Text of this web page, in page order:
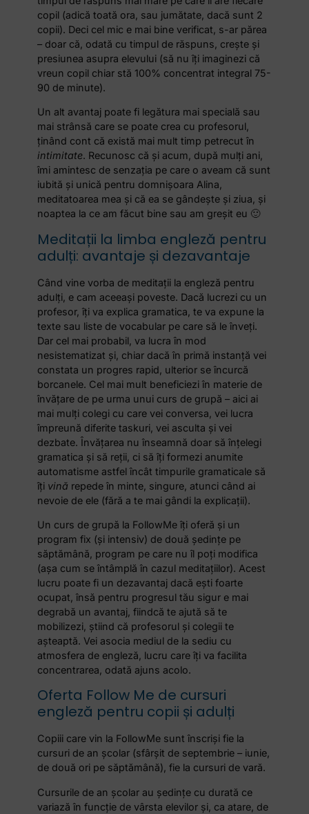
copil (adică toată ora, sau jumătate, dacă sunt 2
copii). Deci cel mic e mai bine verificat, s-ar părea
– doar că, odată cu timpul de răspuns, crește și
presiunea asupra elevului (să nu îți imaginezi că
vreun copil chiar stă 100% concentrat integral 75-
90 de minute).
Un alt avantaj poate fi legătura mai specială sau
mai strânsă care se poate crea cu profesorul,
ținând cont că există mai mult timp petrecut în
intimitate. Recunosc că și acum, după mulți ani,
îmi amintesc de senzația pe care o aveam că sunt
iubită și unică pentru domnișoara Alina,
meditatoarea mea și că ea se gândește și ziua, și
noaptea la ce am făcut bine sau am greșit eu 🙂
Meditații la limba engleză pentru
adulți: avantaje și dezavantaje
Când vine vorba de meditații la engleză pentru
adulți, e cam aceeași poveste. Dacă lucrezi cu un
profesor, îți va explica gramatica, te va expune la
texte sau liste de vocabular pe care să le înveți.
Dar cel mai probabil, va lucra în mod
nesistematizat și, chiar dacă în primă instanță vei
constata un progres rapid, ulterior se încurcă
borcanele. Cel mai mult beneficiezi în materie de
învățare de pe urma unui curs de grupă – aici ai
mai mulți colegi cu care vei conversa, vei lucra
împreună diferite taskuri, vei asculta și vei
dezbate. Învățarea nu înseamnă doar să înțelegi
gramatica și să reții, ci să îți formezi anumite
automatisme astfel încât timpurile gramaticale să
îți vină repede în minte, singure, atunci când ai
nevoie de ele (fără a te mai gândi la explicații).
Un curs de grupă la FollowMe îți oferă și un
program fix (și intensiv) de două ședințe pe
săptămână, program pe care nu îl poți modifica
(așa cum se întâmplă în cazul meditațiilor). Acest
lucru poate fi un dezavantaj dacă ești foarte
ocupat, însă pentru progresul tău sigur e mai
degrabă un avantaj, fiindcă te ajută să te
mobilizezi, știind că profesorul și colegii te
așteaptă. Vei asocia mediul de la sediu cu
atmosfera de engleză, lucru care îți va facilita
concentrarea, odată ajuns acolo.
Oferta Follow Me de cursuri
engleză pentru copii și adulți
Copiii care vin la FollowMe sunt înscriși fie la
cursuri de an școlar (sfârșit de septembrie – iunie,
de două ori pe săptămână), fie la cursuri de vară.
Cursurile de an școlar au ședințe cu durată ce
variază în funcție de vârsta elevilor și, ca atare, de